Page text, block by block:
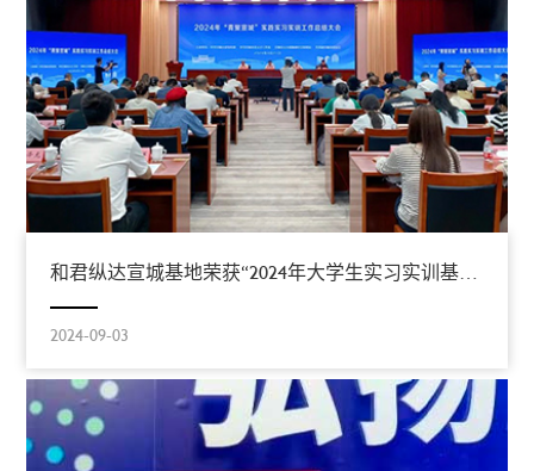
和君纵达宣城基地荣获“2024年大学生实习实训基地”称号
2024-09-03